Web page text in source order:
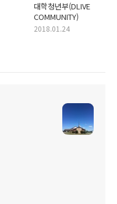
대학청년부(DLIVE
COMMUNITY)
2018.01.24